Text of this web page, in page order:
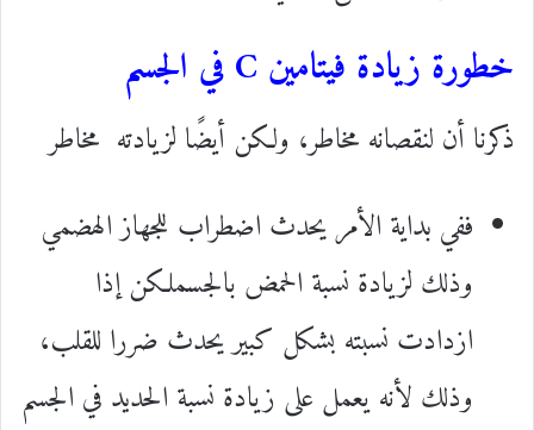
خطورة زيادة فيتامين C في الجسم
ذكرنا أن لنقصانه مخاطر، ولكن أيضًا لزيادته مخاطر
ففي بداية الأمر يحدث اضطراب للجهاز الهضمي
وذلك لزيادة نسبة الحمض بالجسملكن إذا
ازدادت نسبته بشكل كبير يحدث ضررا للقلب،
وذلك لأنه يعمل على زيادة نسبة الحديد في الجسم